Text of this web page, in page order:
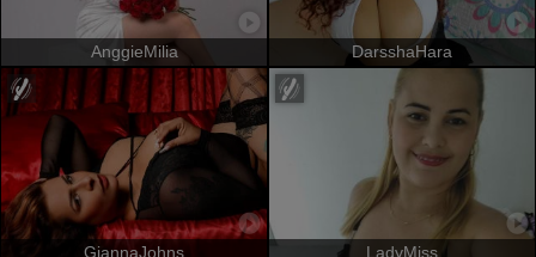
AnggieMilia DarsshaHara
GiannaJohns LadyMiss